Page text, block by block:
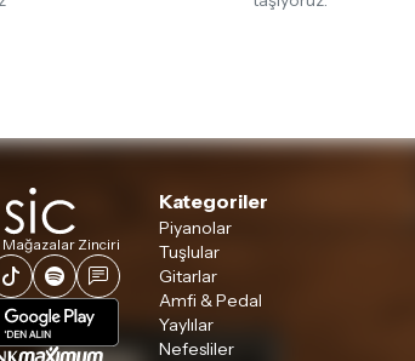
Mağazalar Zinciri
Kategoriler
Piyanolar
Tuşlular
Gitarlar
Amfi & Pedal
Yaylılar
Nefesliler